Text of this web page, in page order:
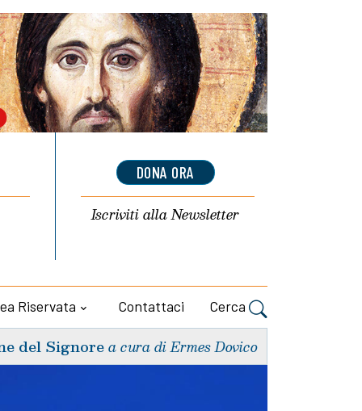
DONA ORA
Iscriviti allaNewsletter
Riservata Contattaci Cerca
del Signorea cura di Ermes Dovico